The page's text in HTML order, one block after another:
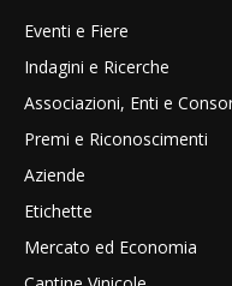
Eventi e Fiere
Indagini e Ricerche
Associazioni, Enti e
Premi e Riconoscimenti
Aziende
Etichette
Mercato ed Economia